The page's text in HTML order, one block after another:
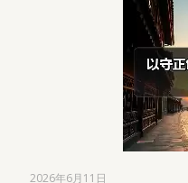
2026年6月11日